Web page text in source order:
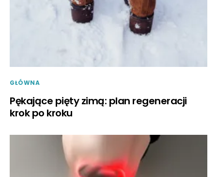
GŁÓWNA
Pękające pięty zimą: plan regeneracji
krok po kroku